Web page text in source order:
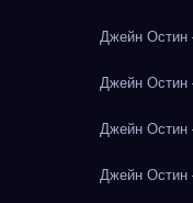
Джейн Остин
Джейн Остин
Джейн Остин
Джейн Остин